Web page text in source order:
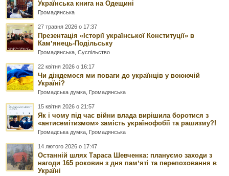
Українська книга на Одещині
Громадянська
27 травня 2026 о 17:37
Презентація «Історії української Конституції» в
Камʼянець-Подільську
Громадянська ,Суспільство
22 квітня 2026 о 16:17
Чи діждемося ми поваги до українців у воюючій
Україні?
Громадська думка Громадянська
15 квітня 2026 о 21:57
Як і чому під час війни влада вирішила боротися з
«антисемітизмом» замість українофобії та рашизму?!
Громадська думка Громадянська
14 лютого 2026 о 17:47
Останній шлях Тараса Шевченка: плануємо заходи з
нагоди 165 роковин з дня памʼяті та перепоховання в
Україні